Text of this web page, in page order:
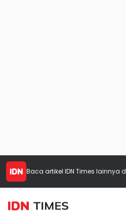
Baca artikel IDN Times lainnya